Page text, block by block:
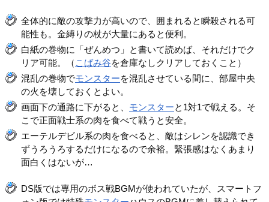
全体的に敵の攻撃力が高いので、囲まれると瞬殺される可
能性も。金縛りの杖が大量にあると便利。
白紙の巻物に「ぜんめつ」と書いて読めば、それだけでク
リア可能。（ こばみ谷を倉庫なしクリアしておくこと）
混乱の巻物でモンスターを混乱させている間に、部屋中央
の火を壊しておくとよい。
画面下の通路に下がると、 モンスターと1対1で戦える。そ
こで正面戦士系の肉を食べて戦うと安全。
エーテルデビル系の肉を食べると、敵はシレンを認識でき
ずうろうろするだけになるので余裕。緊張感はなくあまり
面白くはないが…
DS版では専用のボス戦BGMが使われていたが、スマートフ